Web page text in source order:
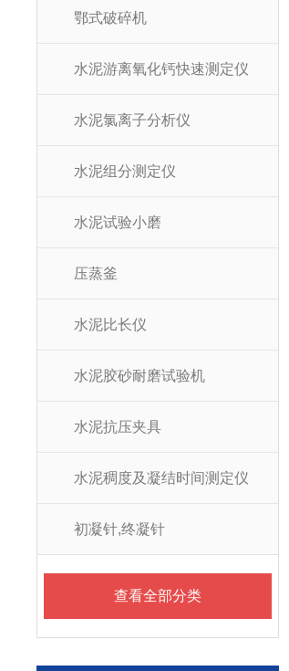
鄂式破碎机
水泥游离氧化钙快速测定仪
水泥氯离子分析仪
水泥组分测定仪
水泥试验小磨
压蒸釜
水泥比长仪
水泥胶砂耐磨试验机
水泥抗压夹具
水泥稠度及凝结时间测定仪
初凝针,终凝针
查看全部分类